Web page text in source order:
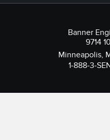
Banner
9714
Minneapolis,
1-888-3-